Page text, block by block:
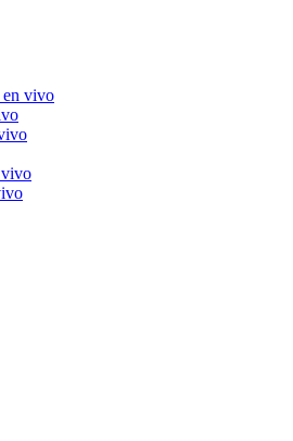
en vivo